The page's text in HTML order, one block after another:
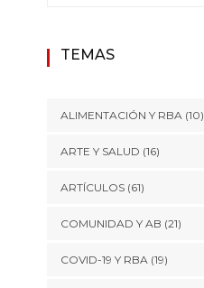
TEMAS
ALIMENTACIÓN Y RBA(10)
ARTE Y SALUD (16)
ARTÍCULOS(61)
COMUNIDAD Y AB (21)
COVID-19 Y RBA(19)